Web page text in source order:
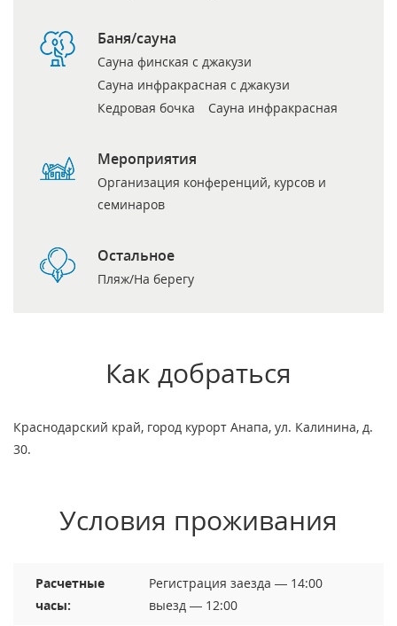
Баня/сауна
Сауна финская с джакузи
Сауна инфракрасная с джакузи
Кедровая бочка
Сауна инфракрасная
Мероприятия
Организация конференций, курсов и
семинаров
Остальное
Пляж/На берегу
Как добраться
Краснодарский край, город курорт Анапа, ул. Калинина, д.
30.
Условия проживания
Расчетные
часы:
Регистрация заезда — 14:00
выезд — 12:00